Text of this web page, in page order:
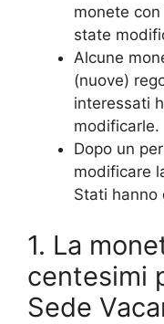
monete
state
Alcune
(nuove)
interessati
modificarle.
Dopo un
modificare
Stati hanno
1. La
centesimi
Sede